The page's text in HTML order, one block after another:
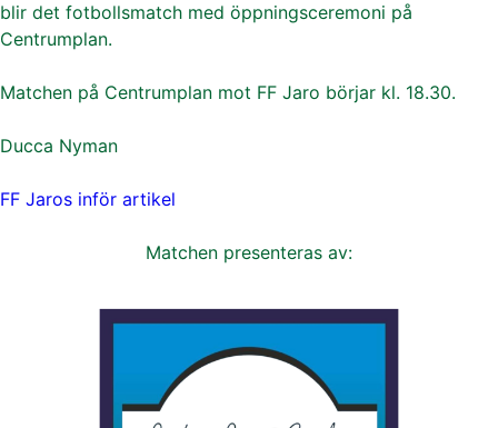
blir det fotbollsmatch med öppningsceremoni på
Centrumplan.
Matchen på Centrumplan mot FF Jaro börjar kl. 18.30.
Ducca Nyman
FF Jaros inför artikel
Matchen presenteras av: